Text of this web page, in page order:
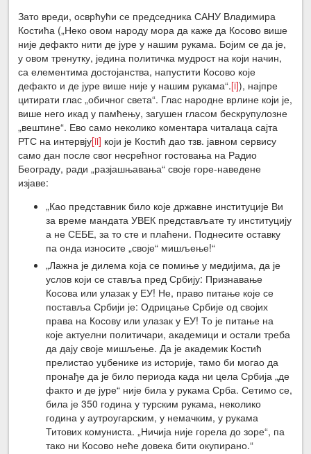
Зато вреди, осврћући се председника САНУ Владимира
Костића („Неко овом народу мора да каже да Косово више
није дефакто нити де јуре у нашим рукама. Бојим се да је,
у овом тренутку, једина политичка мудрост на који начин,
са елементима достојанства, напустити Косово које
дефакто и де јуре више није у нашим рукама“.[i]), најпре
цитирати глас „обичног света“. Глас народне врлине који је,
више него икад у памћењу, загушен гласом бескрупулозне
„вештине“. Ево само неколико коментара читалаца сајта
РТС на интервју[ii] који је Костић дао тзв. јавном сервису
само дан после свог несрећног гостовања на Радио
Београду, ради „разјашњавања“ своје горе-наведене
изјаве:
„Као представник било које државне институције Ви
за време мандата УВЕК представљате ту институцију
а не СЕБЕ, за то сте и плаћени. Поднесите оставку
па онда износите „своје“ мишљење!“
„Лажна је дилема која се помиње у медијима, да је
услов који се ставља пред Србију: Признавање
Косова или улазак у ЕУ! Не, право питање које се
поставља Србији је: Одрицање Србије од својих
права на Косову или улазак у ЕУ! То је питање на
које актуелни политичари, академици и остали треба
да дају своје мишљење. Да је академик Костић
прелистао уџбенике из историје, тамо би могао да
пронађе да је било периода када ни цела Србија „де
факто и де јуре“ није била у рукама Срба. Сетимо се,
била је 350 година у турским рукама, неколико
година у аутроугарским, у немачким, у рукама
Титових комуниста. „Ничија није горела до зоре“, па
тако ни Косово неће довека бити окупирано.“